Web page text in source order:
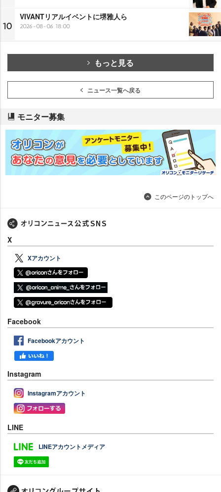
10
VIVANTリアルイベントに堺雅人ら
2026-08-06 18:00
もっと見る
ニュース一覧へ戻る
モニター募集
このページのトップへ
X
Xアカウント
Facebook
Facebookアカウント
Instagram
Instagramアカウント
LINE
LINEアカウントメディア